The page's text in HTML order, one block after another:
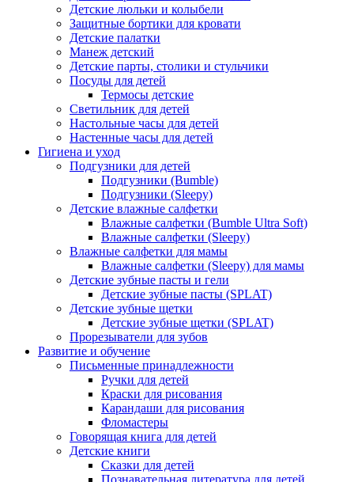
Детские люльки и колыбели
Защитные бортики для кровати
Детские палатки
Манеж детский
Детские парты, столики и стульчики
Посуды для детей
Термосы детские
Светильник для детей
Настольные часы для детей
Настенные часы для детей
Гигиена и уход
Подгузники для детей
Подгузники (Bumble)
Подгузники (Sleepy)
Детские влажные салфетки
Влажные салфетки (Bumble Ultra Soft)
Влажные салфетки (Sleepy)
Влажные салфетки для мамы
Влажные салфетки (Sleepy) для мамы
Детские зубные пасты и гели
Детские зубные пасты (SPLAT)
Детские зубные щетки
Детские зубные щетки (SPLAT)
Прорезыватели для зубов
Развитие и обучение
Письменные принадлежности
Ручки для детей
Краски для рисования
Карандаши для рисования
Фломастеры
Говорящая книга для детей
Детские книги
Сказки для детей
Познавательная литература для детей